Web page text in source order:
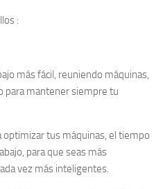
:
más fácil, reuniendo máquinas,
para mantener siempre tu
optimizar tus máquinas, el tiempo
para que seas más
vez más inteligentes.